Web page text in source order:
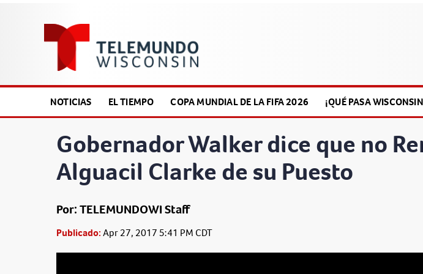
NOTICIAS EL TIEMPO COPA MUNDIAL DE LA FIFA 2026 ¡QUÉ PASA
Gobernador Walker dice que no
Alguacil Clarke de su Puesto
Por: TELEMUNDOWI Staff
Publicado:Apr 27, 2017 5:41 PM CDT